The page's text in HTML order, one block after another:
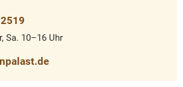
Sa. 10–16 Uhr